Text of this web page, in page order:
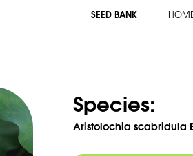
SEED BANK
Species:
Aristolochia scabridula